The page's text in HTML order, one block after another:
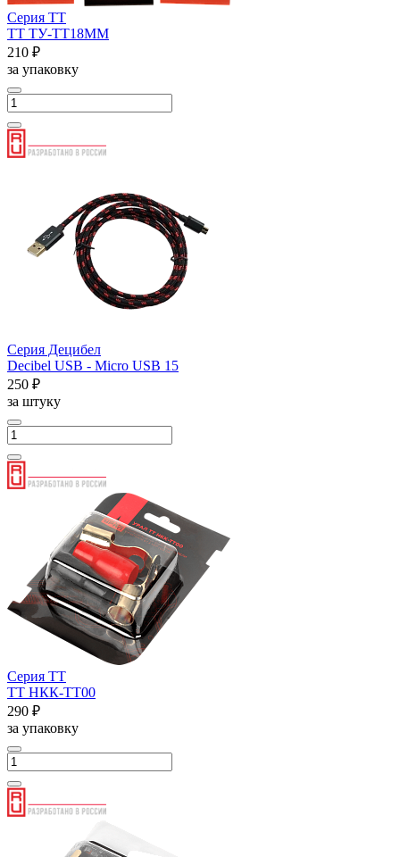
Серия ТТ
ТТ ТУ-ТТ18ММ
210 ₽
за упаковку
Серия Децибел
Decibel USB - Micro USB 15
250 ₽
за штуку
Серия ТТ
ТТ НКК-ТТ00
290 ₽
за упаковку